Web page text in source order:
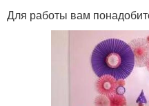
Для работы вам